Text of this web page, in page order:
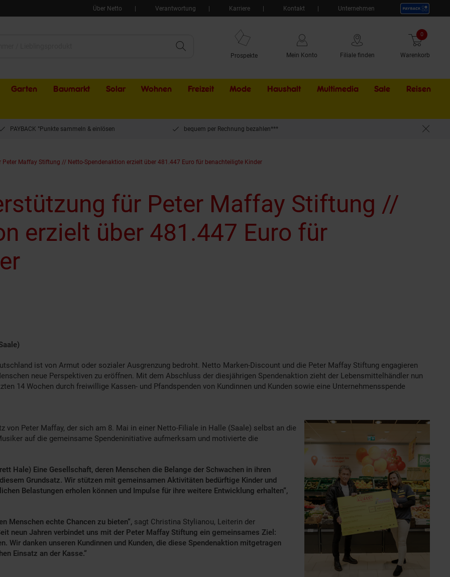
Über Netto Verantwortung Karriere Kontakt Unternehmen
Prospekte Mein Konto Filiale finden Warenkorb
0 Artikel
Garten Baumarkt Solar Wohnen Freizeit Mode Haushalt Multimedia Sale Externer
Reisen
PAYBACK °Punkte sammeln & einlösen bequem per Rechnung bezahlen***
Peter Maffay Stiftung // Netto-Spendenaktion erzielt über 481.447 Euro für benachteiligte Kinder
für Peter Maffay Stiftung //
erzielt über 481.447 Euro für
ist von Armut oder sozialer Ausgrenzung bedroht. Netto Marken-Discount und die Peter Maffay Stiftung engagieren
neue Perspektiven zu eröffnen. Mit dem Abschluss der diesjährigen Spendenaktion zieht der Lebensmittelhändler nun
14 Wochen durch freiwillige Kassen- und Pfandspenden von Kundinnen und Kunden sowie eine Unternehmensspende
von Peter Maffay, der sich am 8. Mai in einer Netto-Filiale in Halle (Saale) selbst an die
auf die gemeinsame Spendeninitiative aufmerksam und motivierte die
Hale) Eine Gesellschaft, deren Menschen die Belange der Schwachen in ihren
Grundsatz. Wir stützen mit gemeinsamen Aktivitäten bedürftige Kinder und
Belastungen erholen können und Impulse für ihre weitere Entwicklung erhalten“,
Menschen echte Chancen zu bieten“, sagt Christina Stylianou, Leiterin der
neun Jahren verbindet uns mit der Peter Maffay Stiftung ein gemeinsames Ziel:
Wir danken unseren Kundinnen und Kunden, die diese Spendenaktion mitgetragen
Einsatz an der Kasse.“